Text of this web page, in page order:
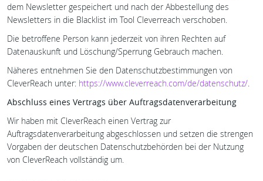
dem Newsletter gespeichert und nach der Abbestellung des
Newsletters in die Blacklist im Tool Cleverreach verschoben.
Die betroffene Person kann jederzeit von ihren Rechten auf
Datenauskunft und Löschung/Sperrung Gebrauch machen.
Näheres entnehmen Sie den Datenschutzbestimmungen von
CleverReach unter: https://www.cleverreach.com/de/datenschutz/.
Abschluss eines Vertrags über Auftragsdatenverarbeitung
Wir haben mit CleverReach einen Vertrag zur
Auftragsdatenverarbeitung abgeschlossen und setzen die strengen
Vorgaben der deutschen Datenschutzbehörden bei der Nutzung
von CleverReach vollständig um.